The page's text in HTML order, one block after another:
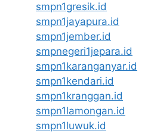
smpn1gresik.id
smpn1jayapura.id
smpn1jember.id
smpnegeri1jepara.id
smpn1karanganyar.id
smpn1kendari.id
smpn1kranggan.id
smpn1lamongan.id
smpn1luwuk.id